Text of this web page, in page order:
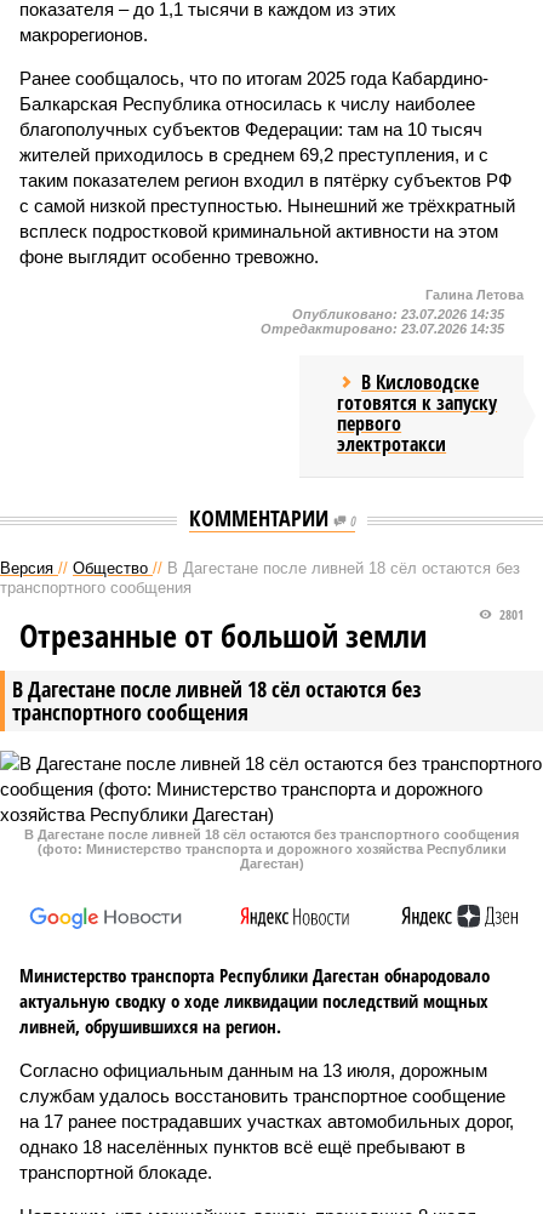
показателя – до 1,1 тысячи в каждом из этих
макрорегионов.
Ранее сообщалось, что по итогам 2025 года Кабардино-
Балкарская Республика относилась к числу наиболее
благополучных субъектов Федерации: там на 10 тысяч
жителей приходилось в среднем 69,2 преступления, и с
таким показателем регион входил в пятёрку субъектов РФ
с самой низкой преступностью. Нынешний же трёхкратный
всплеск подростковой криминальной активности на этом
фоне выглядит особенно тревожно.
Галина Летова
Опубликовано: 23.07.2026 14:35
Отредактировано: 23.07.2026 14:35
В Кисловодске
готовятся к запуску
первого
электротакси
КОММЕНТАРИИ 0
Версия // Общество // В Дагестане после ливней 18 сёл остаются без
транспортного сообщения
В Дагестане после ливней 18 сёл остаются без
транспортного сообщения
2801
Отрезанные от большой земли
В Дагестане после ливней 18 сёл остаются без транспортного сообщения
(фото: Министерство транспорта и дорожного хозяйства Республики
Дагестан)
Министерство транспорта Республики Дагестан обнародовало
актуальную сводку о ходе ликвидации последствий мощных
ливней, обрушившихся на регион.
Согласно официальным данным на 13 июля, дорожным
службам удалось восстановить транспортное сообщение
на 17 ранее пострадавших участках автомобильных дорог,
однако 18 населённых пунктов всё ещё пребывают в
транспортной блокаде.